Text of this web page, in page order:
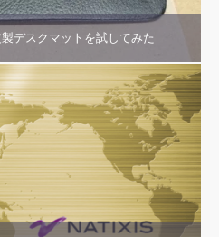
デスクマットを試してみた